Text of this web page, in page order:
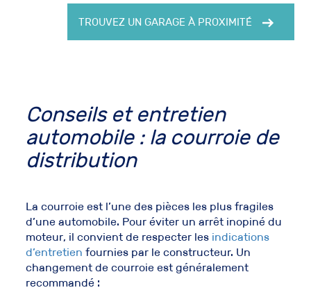
TROUVEZ UN GARAGE À PROXIMITÉ
Conseils etentretien
automobile: la courroie de
distribution
La courroie est l’une des pièces les plus fragiles
d’une automobile. Pour éviter un arrêt inopiné du
moteur, il convient de respecter les indications
d’entretien fournies par le constructeur. Un
changement de courroie est généralement
recommandé :